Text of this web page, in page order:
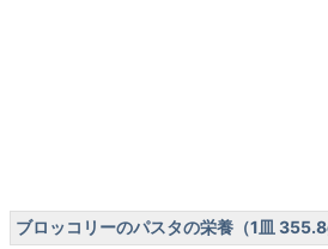
ブロッコリーのパスタの栄養（1皿